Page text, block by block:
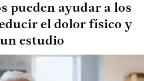
pueden ayudar a los
el dolor físico y
estudio